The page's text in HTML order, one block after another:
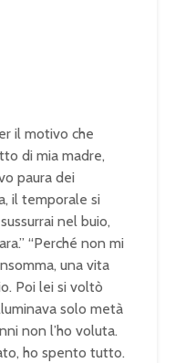
il motivo che
di mia madre,
paura dei
il temporale si
nel buio,
“Perché non mi
una vita
Poi lei si voltò
solo metà
non l’ho voluta.
ho spento tutto.